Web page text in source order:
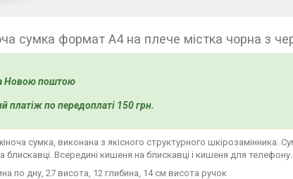
сумка формат А4 на плече містка чорна з
Новою поштою
платіж по передоплаті 150 грн.
сумка, виконана з якісного структурного шкірозамінника.
Всередині кишеня на блискавці і кишеня для
по дну, 27 висота, 12 глибина, 14 см висота ручок